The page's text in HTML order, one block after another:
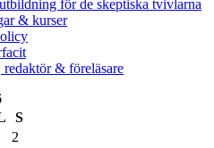
för de skeptiska tvivlarna
& kurser
redaktör & föreläsare
S
2